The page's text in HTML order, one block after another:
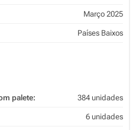
Março 2025
Países Baixos
palete: 384 unidades
6 unidades